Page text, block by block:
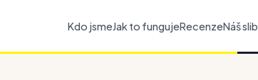
Kdo jsmeJak to fungujeRecenzeNáš slib